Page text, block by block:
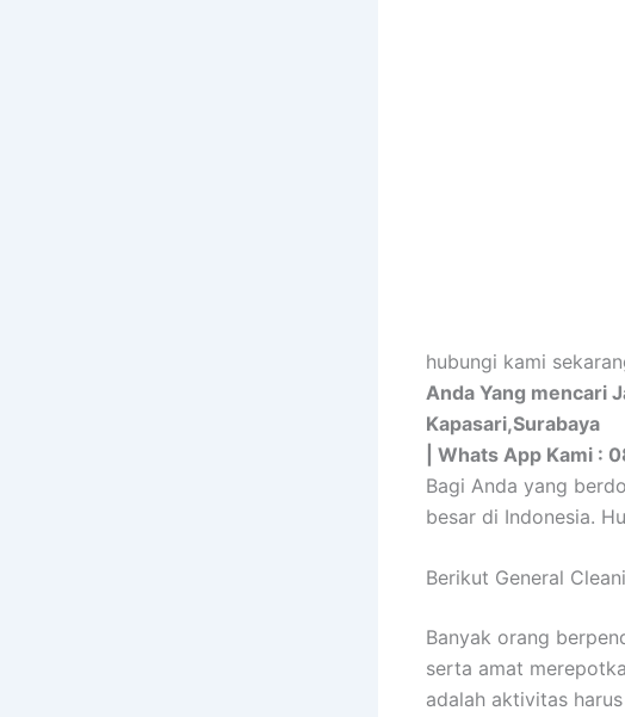
hubungi kami
Anda Yang mencari
Kapasari,Surabaya
| Whats App Kami
Bagi Anda yang
besar di Indonesia.
Berikut General
Banyak orang
serta amat
adalah aktivitas